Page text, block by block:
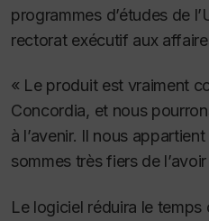
programmes d’études de
rectorat exécutif aux
« Le produit est vraiment
Concordia, et nous
à l’avenir. Il nous
sommes très fiers de
Le logiciel réduira le